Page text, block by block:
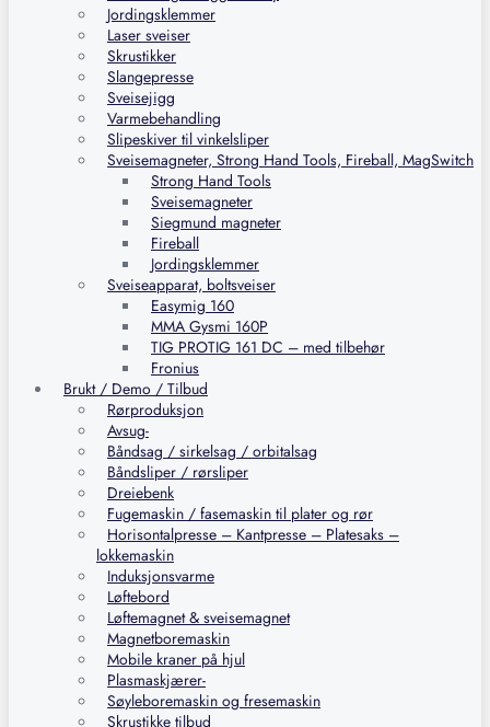
Jordingsklemmer
Laser sveiser
Skrustikker
Slangepresse
Sveisejigg
Varmebehandling
Slipeskiver til vinkelsliper
Sveisemagneter, Strong Hand Tools, Fireball, MagSwitch
Strong Hand Tools
Sveisemagneter
Siegmund magneter
Fireball
Jordingsklemmer
Sveiseapparat, boltsveiser
Easymig 160
MMA Gysmi 160P
TIG PROTIG 161 DC – med tilbehør
Fronius
Brukt / Demo / Tilbud
Rørproduksjon
Avsug-
Båndsag / sirkelsag / orbitalsag
Båndsliper / rørsliper
Dreiebenk
Fugemaskin / fasemaskin til plater og rør
Horisontalpresse – Kantpresse – Platesaks –
lokkemaskin
Induksjonsvarme
Løftebord
Løftemagnet & sveisemagnet
Magnetboremaskin
Mobile kraner på hjul
Plasmaskjærer-
Søyleboremaskin og fresemaskin
Skrustikke tilbud